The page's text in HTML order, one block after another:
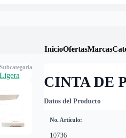
InicioOfertasMarcas
CINTA DE
Datos del Producto
No. Artículo:
10736
Subcategoría
Ligera